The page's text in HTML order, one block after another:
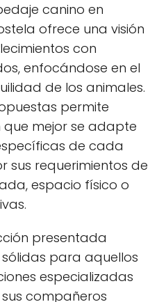
canino en
ofrece una visión
con
enfocándose en el
de los animales.
permite
mejor se adapte
de cada
sus requerimientos de
espacio físico o
presentada
para aquellos
especializadas
compañeros